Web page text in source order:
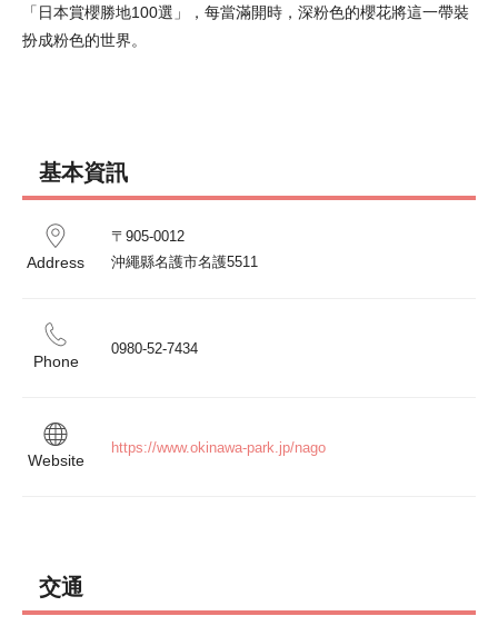
「日本賞櫻勝地100選」，每當滿開時，深粉色的櫻花將這一帶裝
扮成粉色的世界。
基本資訊
Address
〒905-0012
沖繩縣名護市名護5511
Phone
0980-52-7434
Website
https://www.okinawa-park.jp/nago
交通